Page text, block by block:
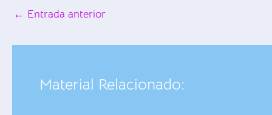
← Entrada anterior
Material Relacionado: